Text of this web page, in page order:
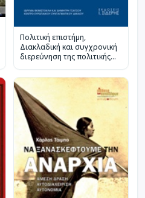
Πολιτική επιστήμη,
Διακλαδική και συγχρονική
διερεύνηση της πολιτικής